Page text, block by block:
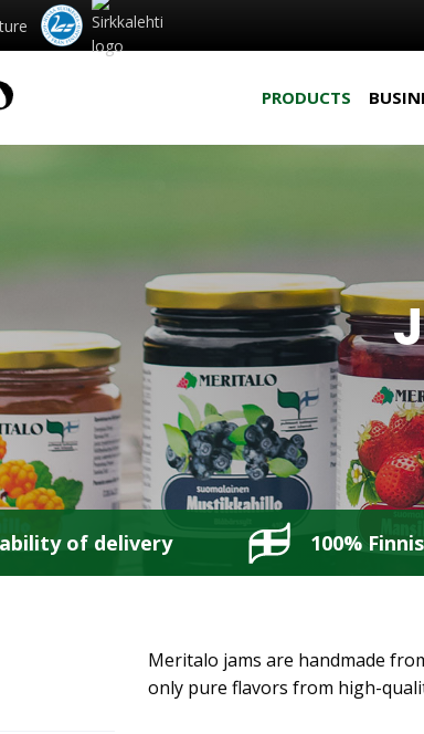
PRODUCTS
of delivery 100%
Meritalo jams are handmade
only pure flavors from high-